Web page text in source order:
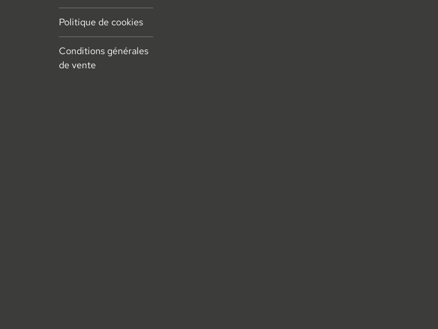
Politique de cookies
Conditions générales
de vente